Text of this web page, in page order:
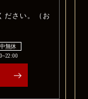
ださい。（お
無休